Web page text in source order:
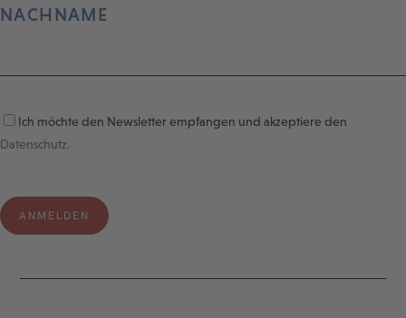
NACHNAME
Ich möchte den Newsletter empfangen und akzeptiere den
Datenschutz.